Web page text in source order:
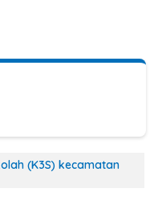
(K3S) kecamatan